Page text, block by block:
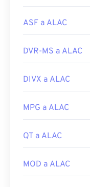
ASF a ALAC
DVR-MS a ALAC
DIVX a ALAC
MPG a ALAC
QT a ALAC
MOD a ALAC